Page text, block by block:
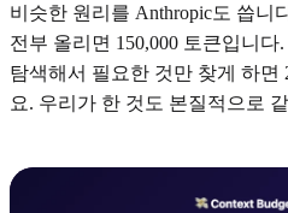
비슷한 원리를 Anthropic도 씁니
전부 올리면 150,000 토큰입니
탐색해서 필요한 것만 찾게 하면
요. 우리가 한 것도 본질적으로